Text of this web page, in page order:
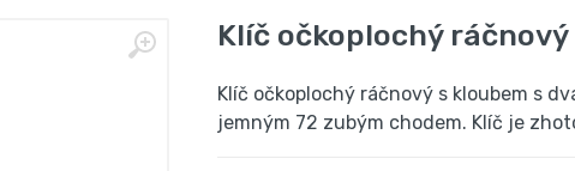
Klíč očkoplochý
Klíč očkoplochý ráčnový s kloubem s
jemným 72 zubým chodem. Klíč je